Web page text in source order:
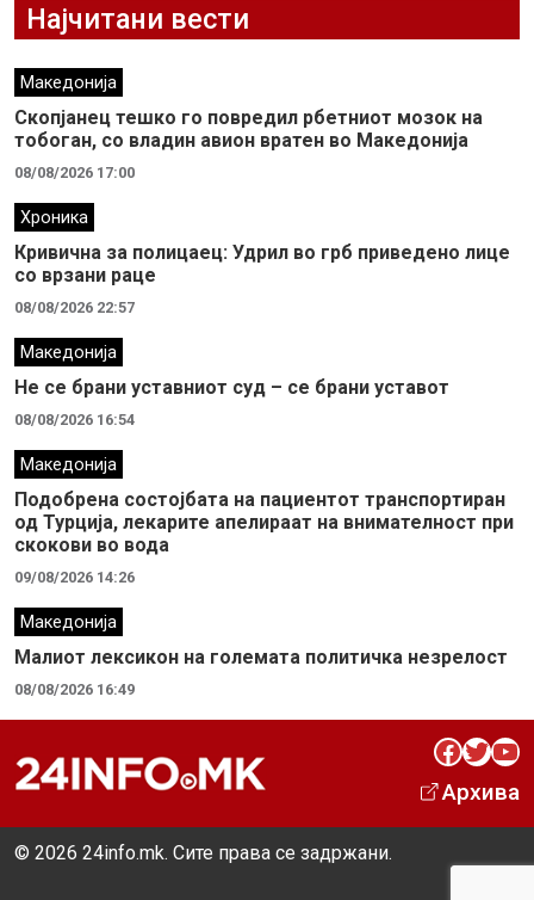
Најчитани вести
Македонија
Скопјанец тешко го повредил рбетниот мозок на
тобоган, со владин авион вратен во Македонија
08/08/2026 17:00
Хроника
Кривична за полицаец: Удрил во грб приведено лице
со врзани раце
08/08/2026 22:57
Македонија
Не се брани уставниот суд – се брани уставот
08/08/2026 16:54
Македонија
Подобрена состојбата на пациентот транспортиран
од Турција, лекарите апелираат на внимателност при
скокови во вода
09/08/2026 14:26
Македонија
Малиот лексикон на големата политичка незрелост
08/08/2026 16:49
Facebook Twitter YouTube
Архива
© 2026 24info.mk. Сите права се задржани.